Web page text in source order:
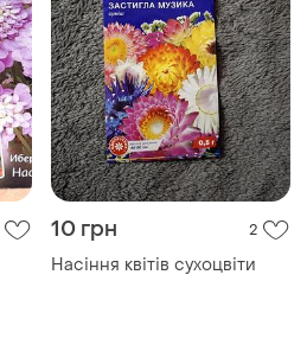
10 грн 2
Насіння квітів сухоцвіти